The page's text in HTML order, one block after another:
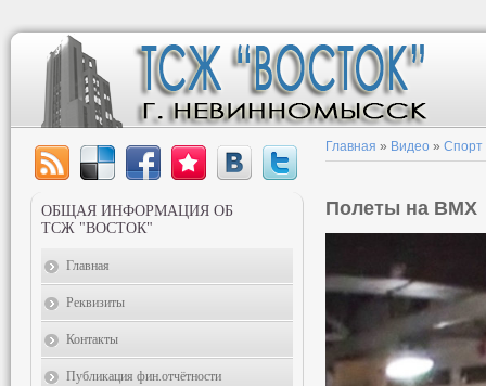
Главная » Видео » Спорт
Полеты на BMX
ОБЩАЯ ИНФОРМАЦИЯ ОБ
ТСЖ "ВОСТОК"
Главная
Реквизиты
Контакты
Публикация фин.отчётности